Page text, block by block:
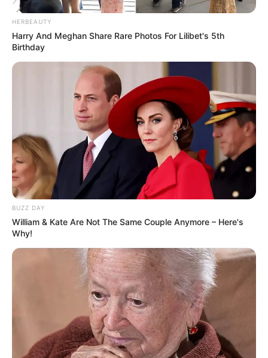
HERBEAUTY
Harry And Meghan Share Rare Photos For Lilibet's 5th
Birthday
BUZZ DAY
William & Kate Are Not The Same Couple Anymore – Here's
Why!